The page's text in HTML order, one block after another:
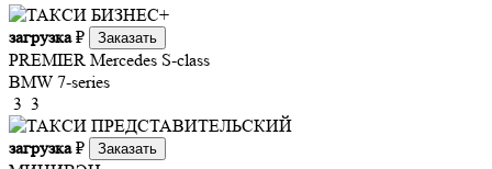
загрузка₽ Заказать
PREMIER Mercedes S-class
BMW 7-series
3 3
загрузка₽ Заказать